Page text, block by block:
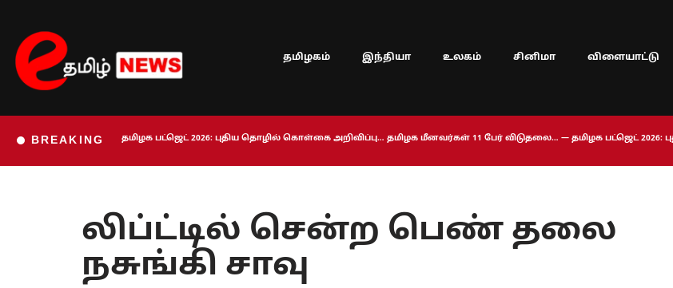
Skip
to
content
தமிழகம் இந்தியா உலகம் சினிமா விளையாட்டு
BREAKING தமிழக பட்ஜெட் 2026: புதிய தொழில் கொள்கை அறிவிப்பு… தமிழக மீனவர்கள் 11 பேர் விடுதலை… — தமிழக பட்ஜெட்
லிப்ட்டில் சென்ற பெண் தலை
நசுங்கி சாவு